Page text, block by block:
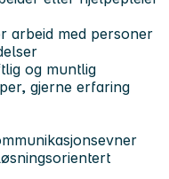
arbeid med personer
og muntlig
gjerne erfaring